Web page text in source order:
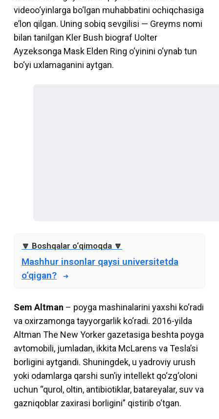
videoo‘yinlarga bo‘lgan muhabbatini ochiqchasiga
e’lon qilgan. Uning sobiq sevgilisi — Greyms nomi
bilan tanilgan Kler Bush biograf Uolter
Ayzeksonga Mask Elden Ring o‘yinini o‘ynab tun
bo‘yi uxlamaganini aytgan.
Mashhur insonlar qaysi universitetda
o‘qigan?
Sem Altman – poyga mashinalarini yaxshi ko‘radi
va oxirzamonga tayyorgarlik ko‘radi. 2016-yilda
Altman The New Yorker gazetasiga beshta poyga
avtomobili, jumladan, ikkita McLarens va Tesla’si
borligini aytgandi. Shuningdek, u yadroviy urush
yoki odamlarga qarshi sun’iy intellekt qo‘zg‘oloni
uchun “qurol, oltin, antibiotiklar, batareyalar, suv va
gazniqoblar zaxirasi borligini” qistirib o‘tgan.